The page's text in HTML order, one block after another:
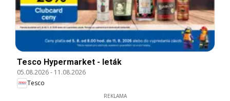
Tesco Hypermarket - leták
05.08.2026- 11.08.2026
Tesco
REKLAMA